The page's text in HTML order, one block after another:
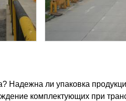
Надежна ли упаковка
комплектующих при